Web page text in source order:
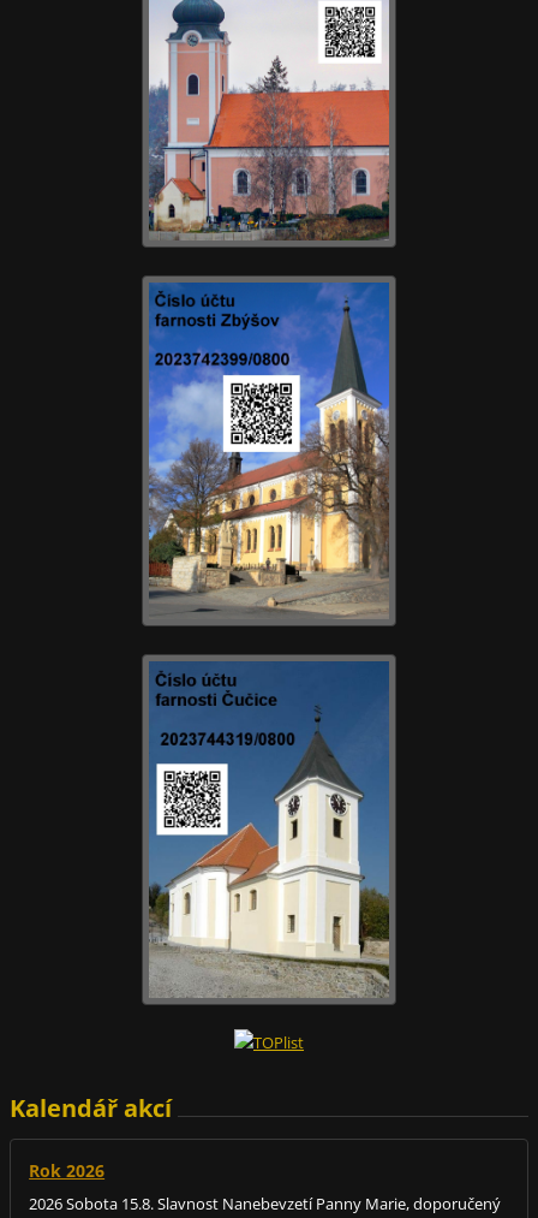
Kalendář akcí
Rok 2026
2026 Sobota 15.8. Slavnost Nanebevzetí Panny Marie, doporučený